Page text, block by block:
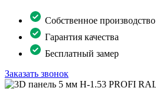
Собственное производство
Гарантия качества
Бесплатный замер
Заказать звонок